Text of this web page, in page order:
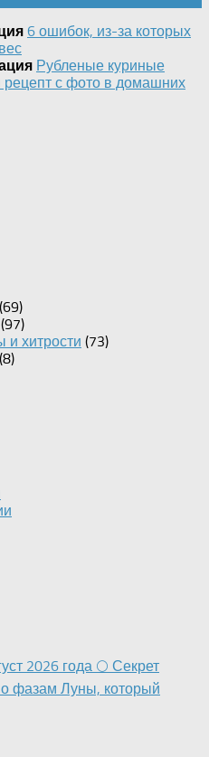
6 ошибок, из-за которых
Рубленые куриные
с фото в домашних
(69)
(97)
и хитрости (73)
(8)
2026 года 🌕 Секрет
фазам Луны, который